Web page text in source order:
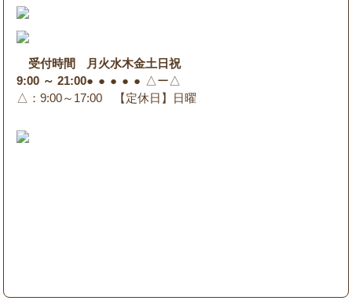
受付時間 月 火水木金土 日祝
9:00 ～ 21:00● ● ● ● ● △ー△
△ ：9:00～17:00 【定休日】日曜